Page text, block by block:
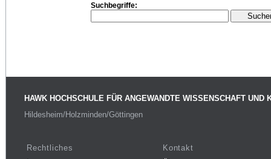
Suchbegriffe:
HAWK HOCHSCHULE FÜR ANGEWANDTE WISSENSCHAFT UND
Hildesheim/Holzminden/Göttingen
Rechtliches
Kontakt